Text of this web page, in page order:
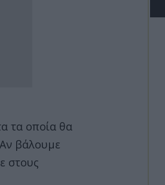
τα οποία θα
βάλουμε
στους